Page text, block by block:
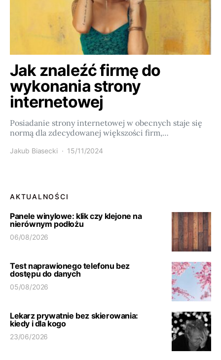
Jak znaleźć firmę do
wykonania strony
internetowej
Posiadanie strony internetowej w obecnych staje się
normą dla zdecydowanej większości firm,…
Jakub Biasecki 15/11/2024
AKTUALNOŚCI
Panele winylowe: klik czy klejone na
nierównym podłożu
06/08/2026
Test naprawionego telefonu bez
dostępu do danych
05/08/2026
Lekarz prywatnie bez skierowania:
kiedy i dla kogo
23/06/2026